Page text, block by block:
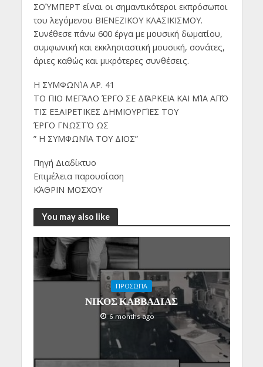
ΣΟΎΜΠΕΡΤ είναι οι σημαντικότεροι εκπρόσωποι
του λεγόμενου ΒΙΕΝΕΖΙΚΟΥ ΚΛΑΣΙΚΙΣΜΟΥ.
Συνέθεσε πάνω 600 έργα με μουσική δωματίου,
συμφωνική και εκκλησιαστική μουσική, σονάτες,
άριες καθώς και μικρότερες συνθέσεις.
Η ΣΥΜΦΩΝΊΑ ΑΡ. 41
ΤΟ ΠΙΟ ΜΕΓΆΛΟ ΈΡΓΟ ΣΕ ΔΙΆΡΚΕΙΑ ΚΑΙ ΜΊΑ ΑΠΌ
ΤΙΣ ΕΞΑΙΡΕΤΙΚΕΣ ΔΗΜΙΟΥΡΓΊΕΣ ΤΟΥ
ΈΡΓΟ ΓΝΩΣΤΌ ΩΣ
” Η ΣΥΜΦΩΝΊΑ ΤΟΥ ΔΙΟΣ”
Πηγή Διαδίκτυο
Επιμέλεια παρουσίαση
ΚΆΘΡΙΝ ΜΟΣΧΟΥ
You may also like
ΠΡΟΣΩΠΑ
ΝΙΚΟΣ ΚΑΒΒΑΔΙΑΣ
6 months ago